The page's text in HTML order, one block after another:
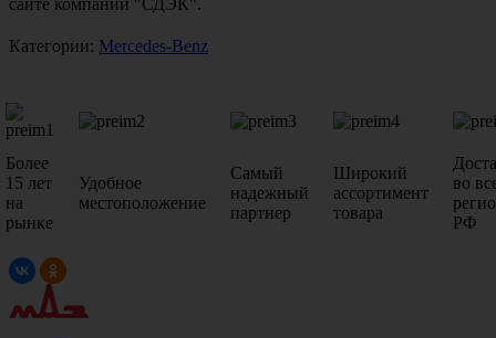
Категории: Mercedes-Benz
Более
15 лет
на
рынке
Удобное
местоположение
Самый
надежный
партнер
Широкий
ассортимент
товара
во
РФ